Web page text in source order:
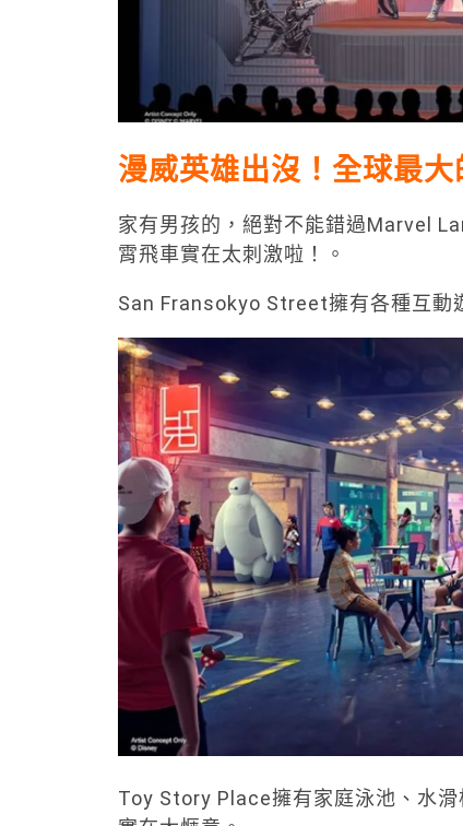
漫威英雄出沒！全球最
家有男孩的，絕對不能錯過Marvel
霄飛車實在太刺激啦！。
San Fransokyo Street擁有各種互動
Toy Story Place擁有家庭泳池、水